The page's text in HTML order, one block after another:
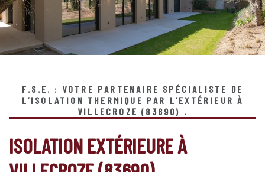
F.S.E. : VOTRE PARTENAIRE SPÉCIALISTE DE
L’ISOLATION THERMIQUE PAR L’EXTÉRIEUR À
VILLECROZE (83690) .
ISOLATION EXTÉRIEURE À